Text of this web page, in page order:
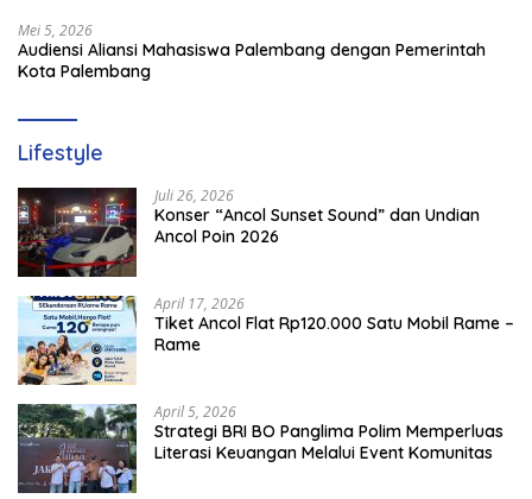
Mei 5, 2026
Audiensi Aliansi Mahasiswa Palembang dengan Pemerintah
Kota Palembang
Lifestyle
Juli 26, 2026
Konser “Ancol Sunset Sound” dan Undian
Ancol Poin 2026
April 17, 2026
Tiket Ancol Flat Rp120.000 Satu Mobil Rame –
Rame
April 5, 2026
​Strategi BRI BO Panglima Polim Memperluas
Literasi Keuangan Melalui Event Komunitas